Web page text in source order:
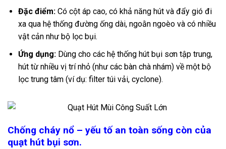
Đặc điểm:Có cột áp cao, có khả năng hút và đẩy gió đi
xa qua hệ thống đường ống dài, ngoằn ngoèo và có nhiều
vật cản như bộ lọc bụi.
Ứng dụng:Dùng cho các hệ thống hút bụi sơn tập trung,
hút từ nhiều vị trí nhỏ (như các bàn chà nhám) về một bộ
lọc trung tâm (ví dụ: filter túi vải, cyclone).
Chống cháy nổ – yếu tố an toàn sống còn của
quạt hút bụi sơn.